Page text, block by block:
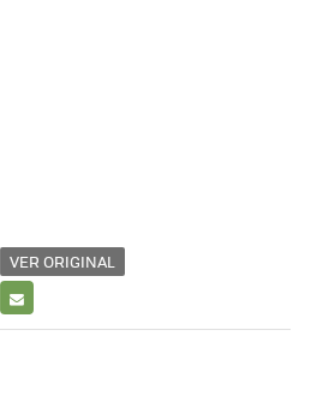
VER ORIGINAL
E-